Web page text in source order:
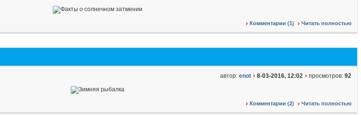
Комментарии (1) Читать полностью
автор: enot 8-03-2016, 12:02 просмотров: 92
Комментарии (2) Читать полностью